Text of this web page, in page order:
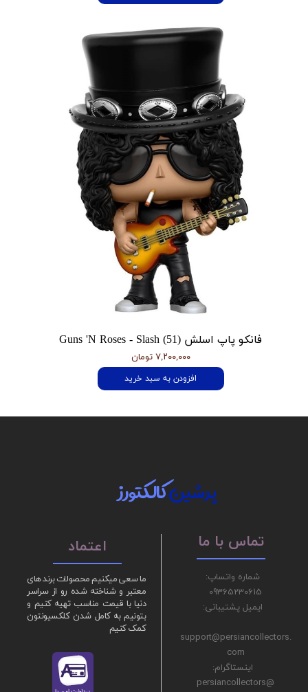
فانکو پاپ اسلش Guns 'N Roses - Slash (51)
۷,۲۰۰,۰۰۰ تومان
افزودن به سبد خرید
ما سعی میکنیم محصولات برند های
معتبر و شناخته شده رو از سراسر
دنیا با قیمت مناسب تهیه کنیم و
بتونیم به کامل شدن کلکسیونتون
کمک کنیم
پرشینکالکتورز
شماره واتساپ:
09365230615
ایمیل پشتیبانی:
support@persiancollectors.
com
اینستاگرام:
@persiancollectors
تماس با ما اعتماد